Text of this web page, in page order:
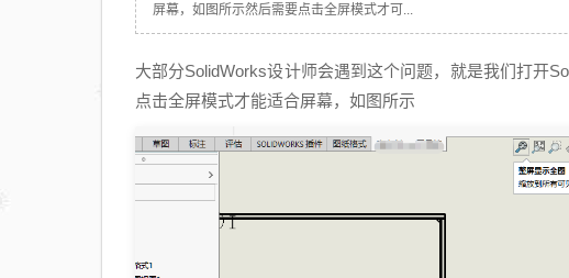
屏幕，如图所示然后需要点击全屏模式才可...
大部分SolidWorks设计师会遇到这个问题，就是我们打开
点击全屏模式才能适合屏幕，如图所示